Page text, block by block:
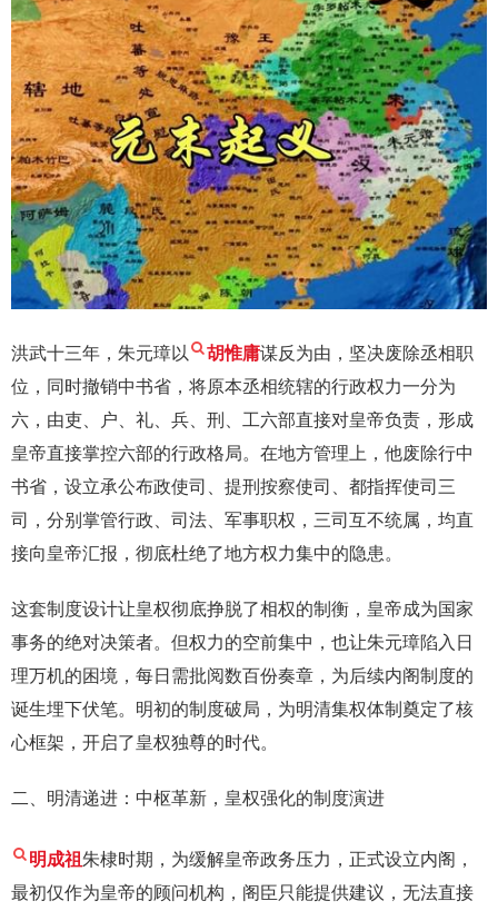
洪武十三年，朱元璋以 胡惟庸谋反为由，坚决废除丞相职
位，同时撤销中书省，将原本丞相统辖的行政权力一分为
六，由吏、户、礼、兵、刑、工六部直接对皇帝负责，形成
皇帝直接掌控六部的行政格局。在地方管理上，他废除行中
书省，设立承公布政使司、提刑按察使司、都指挥使司三
司，分别掌管行政、司法、军事职权，三司互不统属，均直
接向皇帝汇报，彻底杜绝了地方权力集中的隐患。
这套制度设计让皇权彻底挣脱了相权的制衡，皇帝成为国家
事务的绝对决策者。但权力的空前集中，也让朱元璋陷入日
理万机的困境，每日需批阅数百份奏章，为后续内阁制度的
诞生埋下伏笔。明初的制度破局，为明清集权体制奠定了核
心框架，开启了皇权独尊的时代。
二、明清递进：中枢革新，皇权强化的制度演进
明成祖朱棣时期，为缓解皇帝政务压力，正式设立内阁，
最初仅作为皇帝的顾问机构，阁臣只能提供建议，无法直接